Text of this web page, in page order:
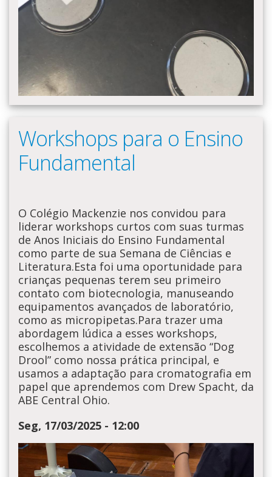
Workshops para o Ensino
Fundamental
O Colégio Mackenzie nos convidou para
liderar workshops curtos com suas turmas
de Anos Iniciais do Ensino Fundamental
como parte de sua Semana de Ciências e
Literatura.Esta foi uma oportunidade para
crianças pequenas terem seu primeiro
contato com biotecnologia, manuseando
equipamentos avançados de laboratório,
como as micropipetas.Para trazer uma
abordagem lúdica a esses workshops,
escolhemos a atividade de extensão “Dog
Drool” como nossa prática principal, e
usamos a adaptação para cromatografia em
papel que aprendemos com Drew Spacht, da
ABE Central Ohio.
Seg, 17/03/2025 - 12:00